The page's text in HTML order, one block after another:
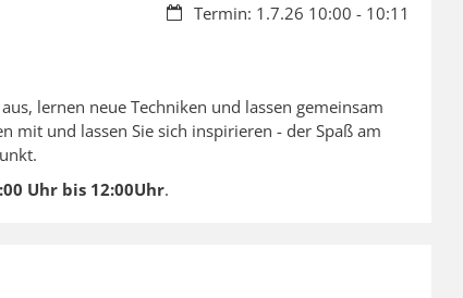
Datum:Termin: 1.7.26 10:00 - 10:11
lernen neue Techniken und lassen gemeinsam
mit und lassen Sie sich inspirieren - der Spaß am
Uhr bis 12:00Uhr.